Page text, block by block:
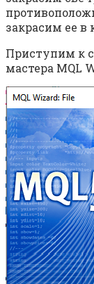
закрасим ее в
Приступим к
мастера MQL